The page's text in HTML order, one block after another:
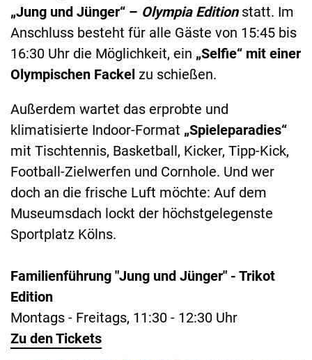
„Jung und Jünger“ – Olympia Editionstatt. Im
Anschluss besteht für alle Gäste von 15:45 bis
16:30 Uhr die Möglichkeit, ein „Selfie“ mit einer
Olympischen Fackel zu schießen.
Außerdem wartet das erprobte und
klimatisierte Indoor-Format „Spieleparadies“
mit Tischtennis, Basketball, Kicker, Tipp-Kick,
Football-Zielwerfen und Cornhole. Und wer
doch an die frische Luft möchte: Auf dem
Museumsdach lockt der höchstgelegenste
Sportplatz Kölns.
Familienführung "Jung und Jünger" - Trikot
Edition
Montags - Freitags, 11:30 - 12:30 Uhr
Zu den Tickets